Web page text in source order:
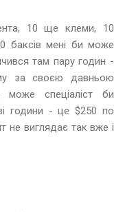
10 ще клеми, 10
баксів мені би може
там пару годин -
за своєю давньою
може спеціаліст би
години - це $250 по
не виглядає так вже і